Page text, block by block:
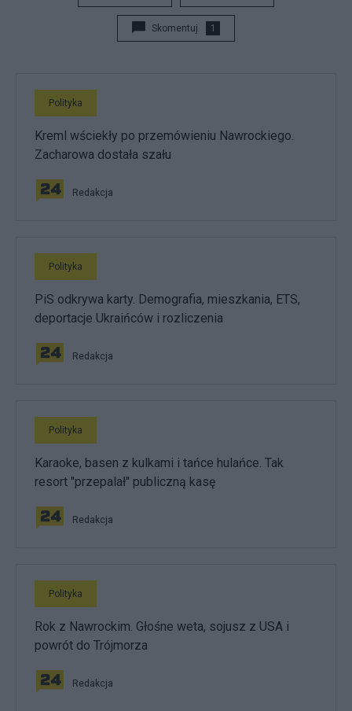
Skomentuj 1
Polityka
Kreml wściekły po przemówieniu Nawrockiego.
Zacharowa dostała szału
Redakcja
Polityka
PiS odkrywa karty. Demografia, mieszkania, ETS,
deportacje Ukraińców i rozliczenia
Redakcja
Polityka
Karaoke, basen z kulkami i tańce hulańce. Tak
resort "przepalał" publiczną kasę
Redakcja
Polityka
Rok z Nawrockim. Głośne weta, sojusz z USA i
powrót do Trójmorza
Redakcja